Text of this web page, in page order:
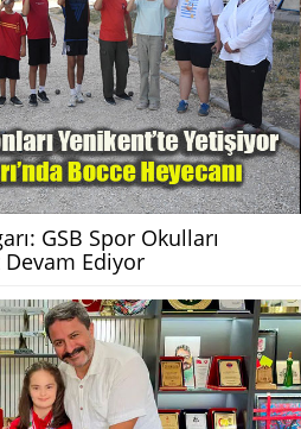
GSB Spor Okulları
Devam Ediyor